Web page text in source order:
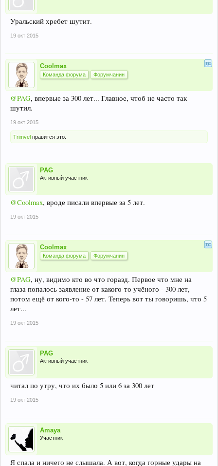
Уральский хребет шутит.
19 окт 2015
Coolmax
Команда форума Форумчанин
@PAG, впервые за 300 лет... Главное, чтоб не часто так
шутил.
19 окт 2015
Trimvel нравится это.
PAG
Активный участник
@Coolmax, вроде писали впервые за 5 лет.
19 окт 2015
Coolmax
Команда форума Форумчанин
@PAG, ну, видимо кто во что горазд. Первое что мне на
глаза попалось заявление от какого-то учёного - 300 лет,
потом ещё от кого-то - 57 лет. Теперь вот ты говоришь, что 5
лет...
19 окт 2015
PAG
Активный участник
читал по утру, что их было 5 или 6 за 300 лет
19 окт 2015
Amaya
Участник
Я спала и ничего не слышала. А вот, когда горные удары на